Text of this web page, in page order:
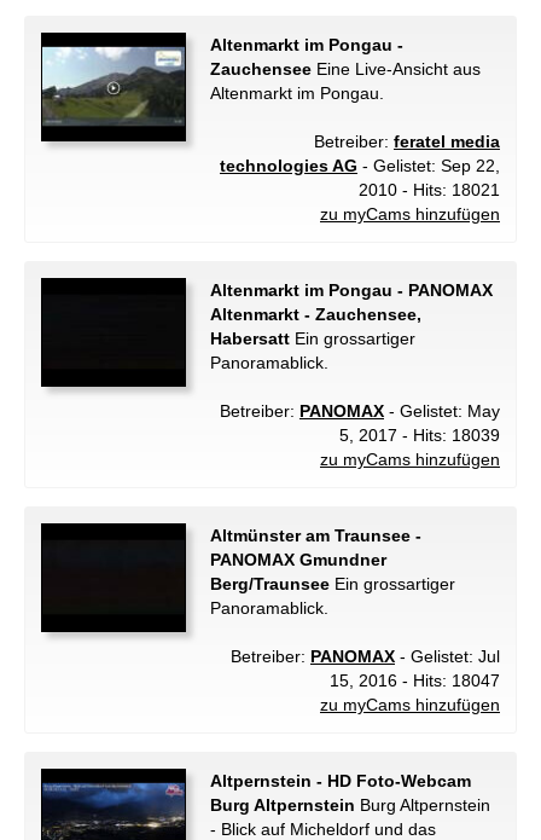
Altenmarkt im Pongau -
Zauchensee Eine Live-Ansicht aus
Altenmarkt im Pongau.
Betreiber: feratel media
technologies AG - Gelistet: Sep 22,
2010 - Hits: 18021
zu myCams hinzufügen
Altenmarkt im Pongau - PANOMAX
Altenmarkt - Zauchensee,
Habersatt Ein grossartiger
Panoramablick.
Betreiber: PANOMAX - Gelistet: May
5, 2017 - Hits: 18039
zu myCams hinzufügen
Altmünster am Traunsee -
PANOMAX Gmundner
Berg/Traunsee Ein grossartiger
Panoramablick.
Betreiber: PANOMAX - Gelistet: Jul
15, 2016 - Hits: 18047
zu myCams hinzufügen
Altpernstein - HD Foto-Webcam
Burg Altpernstein Burg Altpernstein
- Blick auf Micheldorf und das